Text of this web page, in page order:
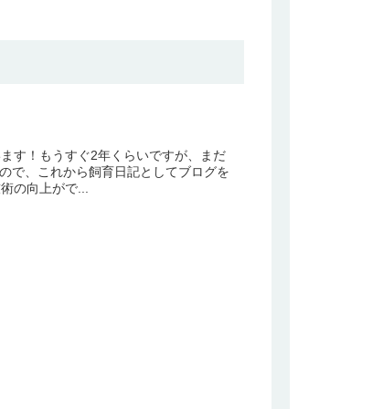
す！もうすぐ2年くらいですが、まだ
で、これから飼育日記としてブログを
の向上がで...